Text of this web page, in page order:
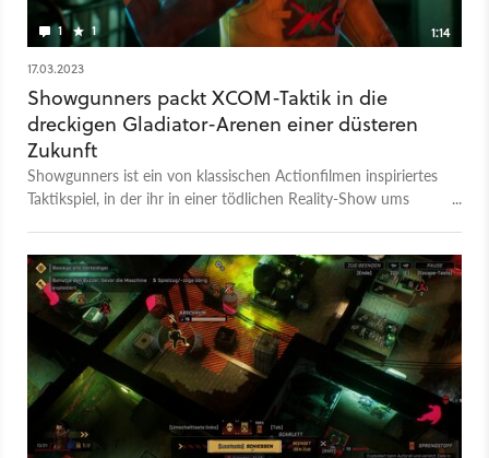
1 1
1:14
17.03.2023
Showgunners packt XCOM-Taktik in die
dreckigen Gladiator-Arenen einer düsteren
Zukunft
Showgunners ist ein von klassischen Actionfilmen inspiriertes
Taktikspiel, in der ihr in einer tödlichen Reality-Show ums
euren Kontrahenten aufnehmt und zeigt zudem das Release-
Datum. Hier seht ihr mehr von den Arenen voller Fallen und
Rätsel, in denen ihr eure Charaktere strategisch manövriert,
um als Sieger hervorzugehen. Dabei verdient ihr zudem
Ruhmespunkte, indem ihr Fans für euch gewinnt und
Sponsoren freischaltet, die euch im Kampf einen Vorteil
verschaffen können. Showgunners erscheint am 2. Mai. Ihr
könnt aber auch schon jetzt mit einer spielbaren Demo bei
Steam einen Blick in das Spiel werfen. Weitere Einblicke